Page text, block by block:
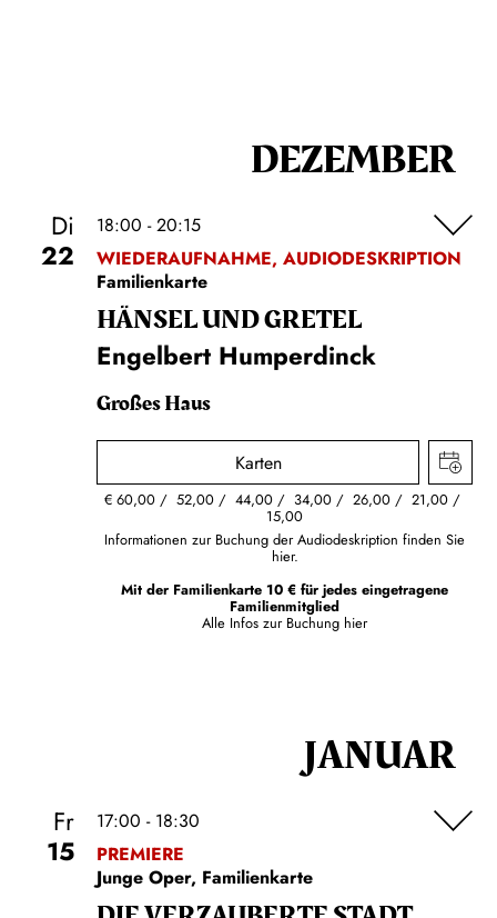
DEZEMBER
Di
22
18:00 - 20:15
WIEDERAUFNAHME, AUDIODESKRIPTION
Familienkarte
HÄNSEL UND GRETEL
Engelbert Humperdinck
Großes Haus
Karten
€60,00 52,00 44,00 34,00 26,00 21,00
15,00
Informationen zur Buchung der Audiodeskription finden Sie
hier.
Mit der Familienkarte 10 € für jedes eingetragene
Familienmitglied
Alle Infos zur Buchung hier
JANUAR
Fr
15
17:00 - 18:30
PREMIERE
Junge Oper, Familienkarte